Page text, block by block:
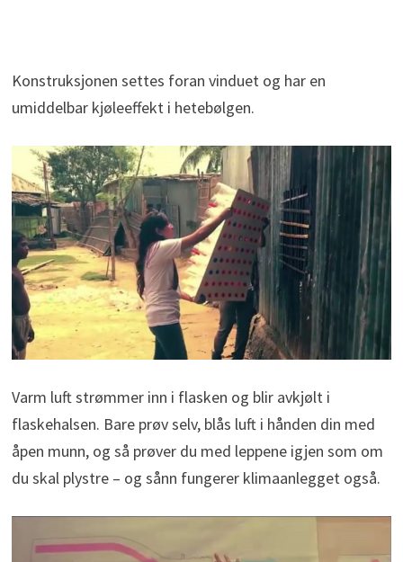
Konstruksjonen settes foran vinduet og har en
umiddelbar kjøleeffekt i hetebølgen.
Varm luft strømmer inn i flasken og blir avkjølt i
flaskehalsen. Bare prøv selv, blås luft i hånden din med
åpen munn, og så prøver du med leppene igjen som om
du skal plystre – og sånn fungerer klimaanlegget også.